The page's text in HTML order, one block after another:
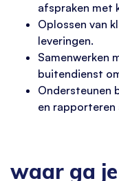
afspraken met
Oplossen van
leveringen.
Samenwerken
buitendienst
Ondersteunen
en rapporteren
waar ga